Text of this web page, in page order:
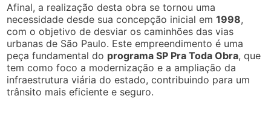
Afinal, a realização desta obra se tornou uma
necessidade desde sua concepção inicial em1998,
com o objetivo de desviar os caminhões das vias
urbanas de São Paulo. Este empreendimento é uma
peça fundamental do programa SP Pra Toda Obra, que
tem como foco a modernização e a ampliação da
infraestrutura viária do estado, contribuindo para um
trânsito mais eficiente e seguro.